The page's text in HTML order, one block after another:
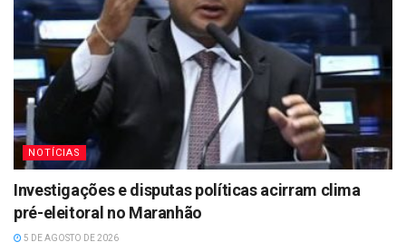
NOTÍCIAS
Investigações e disputas políticas acirram clima
pré-eleitoral no Maranhão
5 DE AGOSTO DE 2026